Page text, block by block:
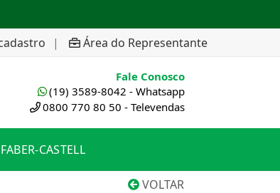
| Área do Representante
Fale Conosco
(19) 3589-8042 - Whatsapp
0800 770 80 50 - Televendas
FABER-CASTELL
VOLTAR